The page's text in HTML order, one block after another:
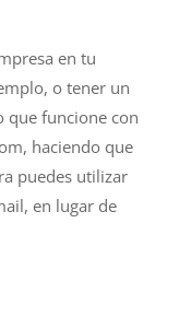
en tu
o tener un
que funcione con
haciendo que
puedes utilizar
en lugar de